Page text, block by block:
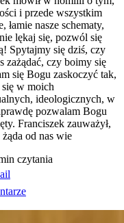
i przede wszystkim
łamie nasze schematy,
lękaj się, pozwól się
Spytajmy się dziś, czy
zażądać, czy boimy się
się Bogu zaskoczyć tak,
w moich
ideologicznych, w
pozwalam Bogu
Franciszek zauważył,
od nas wie
czytania